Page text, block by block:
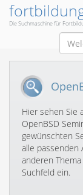
Die Suchmaschine für
Hier sehen Sie
OpenBSD
gewünschten
alle passenden
anderen
Suchfeld ein.